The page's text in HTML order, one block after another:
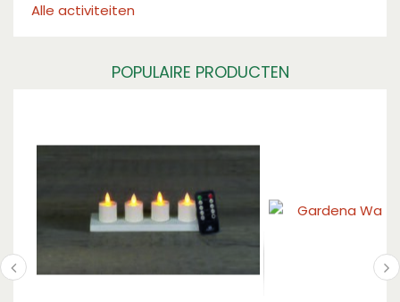
Alle activiteiten
POPULAIRE PRODUCTEN